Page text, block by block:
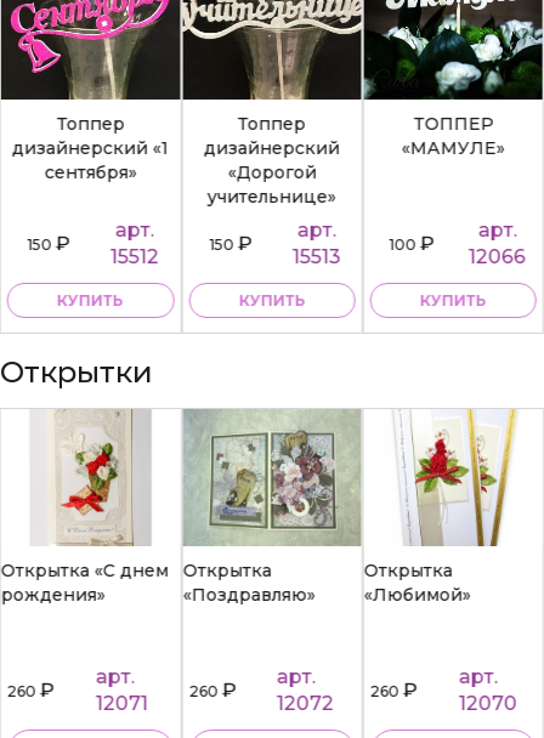
Топпер
дизайнерский «1
сентября»
150₽
арт.
15512
КУПИТЬ
Топпер
дизайнерский
«Дорогой
учительнице»
150₽
арт.
15513
КУПИТЬ
ТОППЕР
«МАМУЛЕ»
100₽
арт.
12066
КУПИТЬ
Открытки
Открытка «С днем
рождения»
260₽
арт.
12071
Открытка
«Поздравляю»
260₽
арт.
12072
Открытка
«Любимой»
260₽
арт.
12070